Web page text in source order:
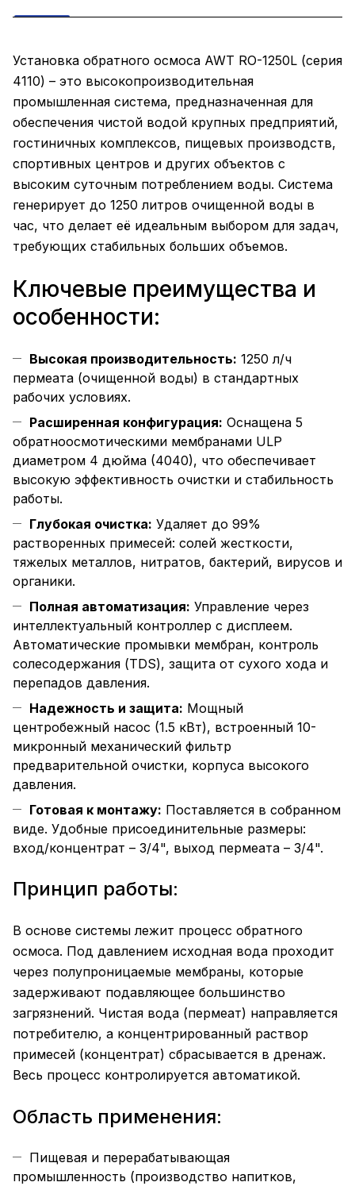
Установка обратного осмоса AWT RO-1250L (серия
4110) – это высокопроизводительная
промышленная система, предназначенная для
обеспечения чистой водой крупных предприятий,
гостиничных комплексов, пищевых производств,
спортивных центров и других объектов с
высоким суточным потреблением воды. Система
генерирует до 1250 литров очищенной воды в
час, что делает её идеальным выбором для задач,
требующих стабильных больших объемов.
Ключевые преимущества и
особенности:
Высокая производительность: 1250 л/ч
пермеата (очищенной воды) в стандартных
рабочих условиях.
Расширенная конфигурация: Оснащена 5
обратноосмотическими мембранами ULP
диаметром 4 дюйма (4040), что обеспечивает
высокую эффективность очистки и стабильность
работы.
Глубокая очистка: Удаляет до 99%
растворенных примесей: солей жесткости,
тяжелых металлов, нитратов, бактерий, вирусов и
органики.
Полная автоматизация: Управление через
интеллектуальный контроллер с дисплеем.
Автоматические промывки мембран, контроль
солесодержания (TDS), защита от сухого хода и
перепадов давления.
Надежность и защита: Мощный
центробежный насос (1.5 кВт), встроенный 10-
микронный механический фильтр
предварительной очистки, корпуса высокого
давления.
Готовая к монтажу: Поставляется в собранном
виде. Удобные присоединительные размеры:
вход/концентрат – 3/4", выход пермеата – 3/4".
Принцип работы:
В основе системы лежит процесс обратного
осмоса. Под давлением исходная вода проходит
через полупроницаемые мембраны, которые
задерживают подавляющее большинство
загрязнений. Чистая вода (пермеат) направляется
потребителю, а концентрированный раствор
примесей (концентрат) сбрасывается в дренаж.
Весь процесс контролируется автоматикой.
Область применения:
Пищевая и перерабатывающая
промышленность (производство напитков,